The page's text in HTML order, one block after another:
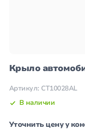
Крыло
Артикул: CT10028AL
В наличии
Уточнить цену у